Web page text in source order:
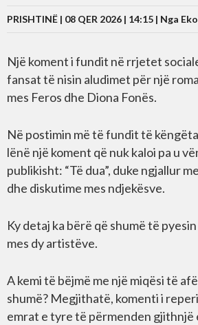
PRISHTINË | 08 QER 2026 | 14:15 | Nga
Një koment i fundit në rrjetet
fansat të nisin aludimet për një
mes Feros dhe Diona Fonës.
Në postimin më të fundit të
lënë një koment që nuk kaloi pa u
publikisht: “Të dua”, duke ngjallur
dhe diskutime mes ndjekësve.
Ky detaj ka bërë që shumë të
mes dy artistëve.
A kemi të bëjmë me një miqësi të
shumë? Megjithatë, komenti i
emrat e tyre të përmenden gjithnjë